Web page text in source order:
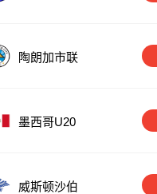
陶朗加市联
墨西哥U20
威斯顿沙伯